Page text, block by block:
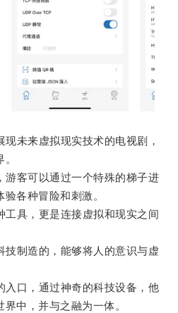
未来虚拟现实技术的电视剧，
客可以通过一个特殊的梯子进
各种冒险和刺激。
具，更是连接虚拟和现实之间
制造的，能够将人的意识与虚
口，通过神奇的科技设备，他
中，并与之融为一体。